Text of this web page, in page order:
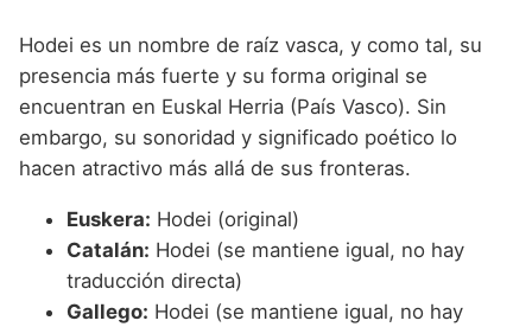
Hodei es un nombre de raíz vasca, y como tal, su
presencia más fuerte y su forma original se
encuentran en Euskal Herria (País Vasco). Sin
embargo, su sonoridad y significado poético lo
hacen atractivo más allá de sus fronteras.
Euskera: Hodei (original)
Catalán: Hodei (se mantiene igual, no hay
traducción directa)
Gallego: Hodei (se mantiene igual, no hay